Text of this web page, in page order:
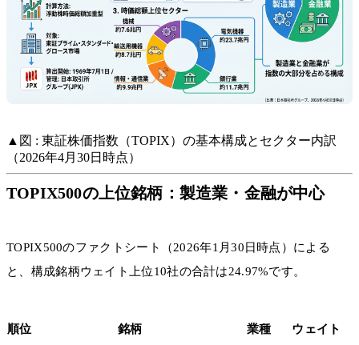
▲図 : 東証株価指数（TOPIX）の基本構成とセクター内訳
（2026年4月30日時点）
TOPIX500の上位銘柄：製造業・金融が中心
TOPIX500のファクトシート（2026年1月30日時点）による
と、構成銘柄ウェイト上位10社の合計は24.97%です。
順位 銘柄 業種 ウェイト